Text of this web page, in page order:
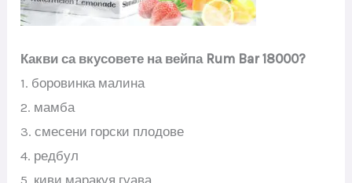
Какви са вкусовете на вейпа Rum Bar 18000?
1. боровинка малина
2. мамба
3. смесени горски плодове
4. редбул